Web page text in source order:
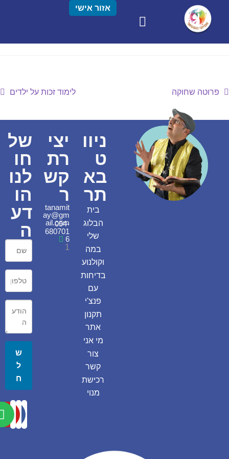
אזור אישי
פרוטה שחוקה לימוד זכות על ילדים
ניוו
ט
בא
תר
בית
הבלוג
שלי
במה
וקולנוע
בדיחות
עם
פנצ'י
תקנון
אתר
מי אני
צור
קשר
רכישת
מנוי
יצי
רת
קש
ר
tanamit
ay@gm
ail.com
054-
680701
6
1
של
חו
לנו
הו
דע
ה
ש
ל
ח